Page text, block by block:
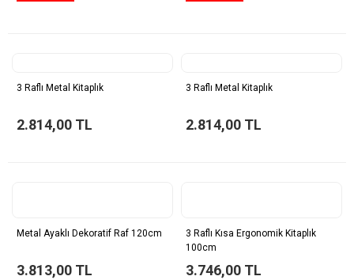
3 Raflı Metal Kitaplık
2.814,00 TL
3 Raflı Metal Kitaplık
2.814,00 TL
Metal Ayaklı Dekoratif Raf 120cm
3.813,00 TL
3 Raflı Kısa Ergonomik Kitaplık
100cm
3.746,00 TL